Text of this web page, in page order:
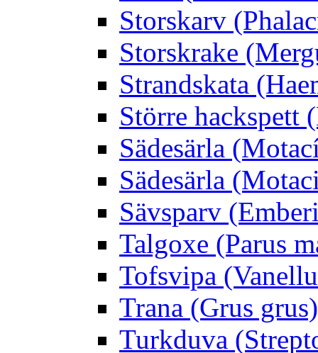
Storskarv
Storskrake
Strandskata
Större hackspett
Sädesärla
Sädesärla
Sävsparv
Talgoxe (Parus
Tofsvipa
Trana (Grus grus)
Turkduva